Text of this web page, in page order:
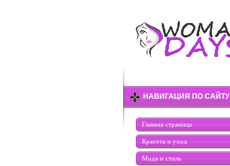
НАВИГАЦИЯ ПО САЙТУ
Главная страница
Красота и уход
Мода и стиль